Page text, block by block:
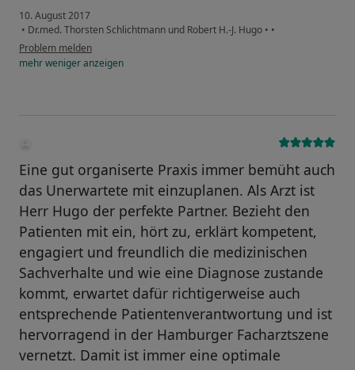
10. August 2017
• Dr.med. Thorsten Schlichtmann und Robert H.-J. Hugo • •
Problem melden
mehrwenigeranzeigen
Eine gut organiserte Praxis immer bemüht auch
das Unerwartete mit einzuplanen. Als Arzt ist
Herr Hugo der perfekte Partner. Bezieht den
Patienten mit ein, hört zu, erklärt kompetent,
engagiert und freundlich die medizinischen
Sachverhalte und wie eine Diagnose zustande
kommt, erwartet dafür richtigerweise auch
entsprechende Patientenverantwortung und ist
hervorragend in der Hamburger Facharztszene
vernetzt. Damit ist immer eine optimale